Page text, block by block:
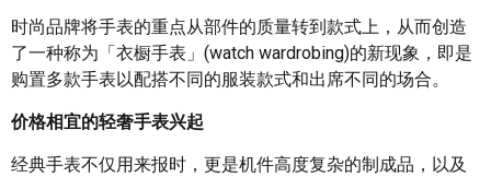
时尚品牌将手表的重点从部件的质量转到款式上，从而创造
了一种称为「衣橱手表」(watch wardrobing)的新现象，即是
购置多款手表以配搭不同的服装款式和出席不同的场合。
价格相宜的轻奢手表兴起
经典手表不仅用来报时，更是机件高度复杂的制成品，以及